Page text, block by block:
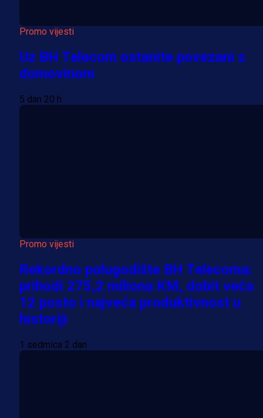
Promo vijesti
Uz BH Telecom ostanite povezani s
domovinom
5 dan 20 h
Promo vijesti
Rekordno polugodište BH Telecoma:
prihodi 275,2 miliona KM, dobit veća
12 posto i najveća produktivnost u
historiji
1 sedmica 2 dan